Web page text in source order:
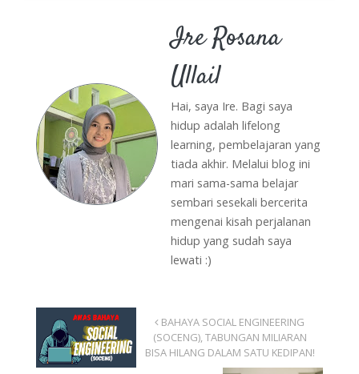
Ire Rosana
Ullail
Hai, saya Ire. Bagi saya
hidup adalah lifelong
learning, pembelajaran yang
tiada akhir. Melalui blog ini
mari sama-sama belajar
sembari sesekali bercerita
mengenai kisah perjalanan
hidup yang sudah saya
lewati :)
BAHAYA SOCIAL ENGINEERING
(SOCENG), TABUNGAN MILIARAN
BISA HILANG DALAM SATU KEDIPAN!